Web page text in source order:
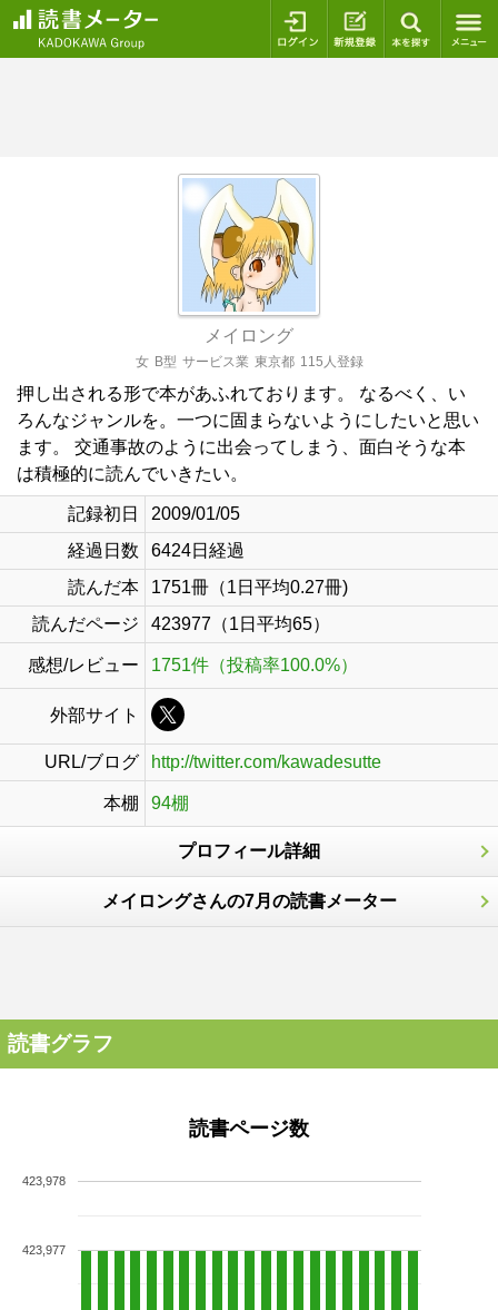
ログイン 新規登録
メイロング
女 B型 サービス業 東京都 115人登録
押し出される形で本があふれております。 なるべく、い
ろんなジャンルを。一つに固まらないようにしたいと思い
ます。 交通事故のように出会ってしまう、面白そうな本
は積極的に読んでいきたい。
記録初日
2009/01/05
経過日数
6424日経過
読んだ本
1751冊（1日平均0.27冊)
読んだページ
423977（1日平均65）
感想/レビュー 1751件（投稿率100.0%）
外部サイト
URL/ブログ http://twitter.com/kawadesutte
本棚 94棚
プロフィール詳細
メイロングさんの7月の読書メーター
読書グラフ
読書ページ数
423,977
423,978